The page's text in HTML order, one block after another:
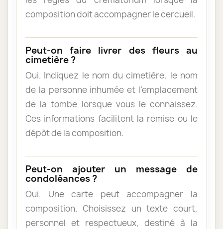
composition doit accompagner le cercueil.
Peut-on faire livrer des fleurs au
cimetière ?
Oui. Indiquez le nom du cimetière, le nom
de la personne inhumée et l’emplacement
de la tombe lorsque vous le connaissez.
Ces informations facilitent la remise ou le
dépôt de la composition.
Peut-on ajouter un message de
condoléances ?
Oui. Une carte peut accompagner la
composition. Choisissez un texte court,
personnel et respectueux, destiné à la